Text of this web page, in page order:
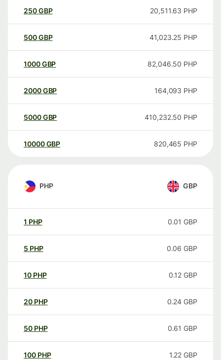
250GBP 20,511.63 PHP
500GBP 41,023.25 PHP
1000GBP 82,046.50 PHP
2000GBP 164,093 PHP
5000GBP 410,232.50 PHP
10000 GBP 820,465 PHP
PHP GBP
1 PHP 0.01 GBP
5 PHP 0.06 GBP
10 PHP 0.12 GBP
20 PHP 0.24 GBP
50 PHP 0.61 GBP
100 PHP 1.22 GBP